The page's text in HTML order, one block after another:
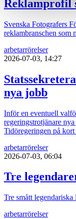
Reklamprofil
Svenska Fotografers
reklambranschen som
arbetarrörelser
2026-07-03, 14:27
nya jobb
Inför en eventuell
regeringstrotjänare
Tidöregeringen på
arbetarrörelser
2026-07-03, 06:04
Tre
Tre smått
arbetarrörelser